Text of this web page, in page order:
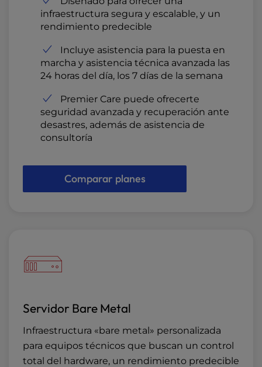
infraestructura segura y escalable, y un
rendimiento predecible
Incluye asistencia para la puesta en
marcha y asistencia técnica avanzada las
24 horas del día, los 7 días de la semana
Premier Care puede ofrecerte
seguridad avanzada y recuperación ante
desastres, además de asistencia de
consultoría
Comparar planes
Servidor Bare Metal
Infraestructura «bare metal» personalizada
para equipos técnicos que buscan un control
total del hardware, un rendimiento predecible